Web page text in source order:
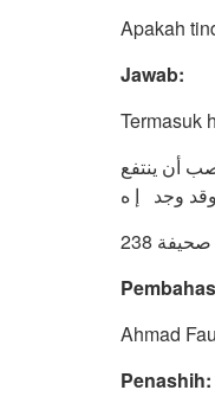
Apakah
Jawab:
Termasuk
أن ينتفع
وجد إ ه
Ahmad
Penashih: